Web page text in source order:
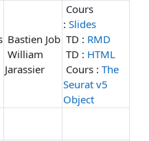
Bastien Job
William
Jarassier
Cours
: Slides
TD : RMD
TD : HTML
Cours : The
Seurat v5
Object